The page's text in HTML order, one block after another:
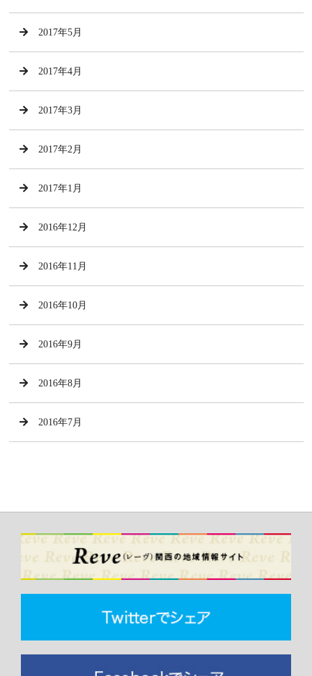
2017年5月
2017年4月
2017年3月
2017年2月
2017年1月
2016年12月
2016年11月
2016年10月
2016年9月
2016年8月
2016年7月